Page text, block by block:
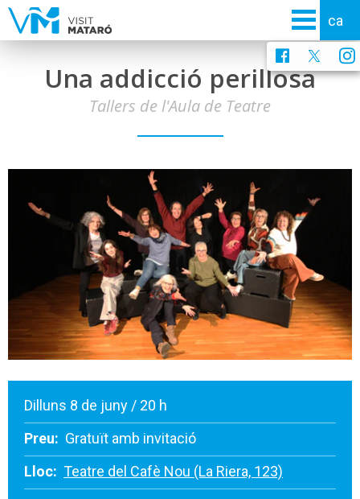
Una addicció perillosa
Tallers de l'Aula de Teatre
Dilluns 8 de juny / 20 h
Preu: Gratuït amb invitació
Lloc: Teatre del Cafè Nou (La Riera, 123)